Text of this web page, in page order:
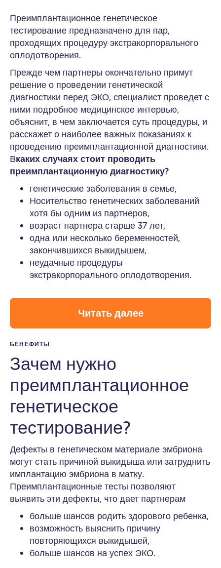
Преимплантационное генетическое
тестирование предназначено для пар,
проходящих процедуру экстракорпорального
оплодотворения.
Прежде чем партнеры окончательно примут
решение о проведении генетической
диагностики перед ЭКО, специалист проведет с
ними подробное медицинское интервью,
объяснит, в чем заключается суть процедуры, и
расскажет о наиболее важных показаниях к
проведению преимплантационной диагностики.
Вкаких случаях стоит проводить
преимплантационную диагностику?
генетические заболевания в семье,
Носительство генетических заболеваний
хотя бы одним из партнеров,
возраст партнера старше 37 лет,
одна или несколько беременностей,
закончившихся выкидышем,
неудачные процедуры
экстракорпорального оплодотворения.
Читать далее
БЕНЕФИТЫ
Зачем нужно
преимплантационное
генетическое
тестирование?
Дефекты в генетическом материале эмбриона
могут стать причиной выкидыша или затруднить
имплантацию эмбриона в матку.
Преимплантационные тесты позволяют
выявить эти дефекты, что дает партнерам
больше шансов родить здорового ребенка,
возможность выяснить причину
повторяющихся выкидышей,
больше шансов на успех ЭКО.